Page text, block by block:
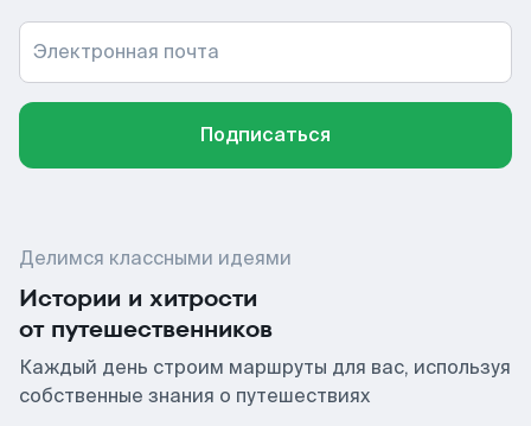
Электронная почта
Подписаться
Делимся классными идеями
Истории и хитрости
от путешественников
Каждый день строим маршруты для вас, используя
собственные знания о путешествиях